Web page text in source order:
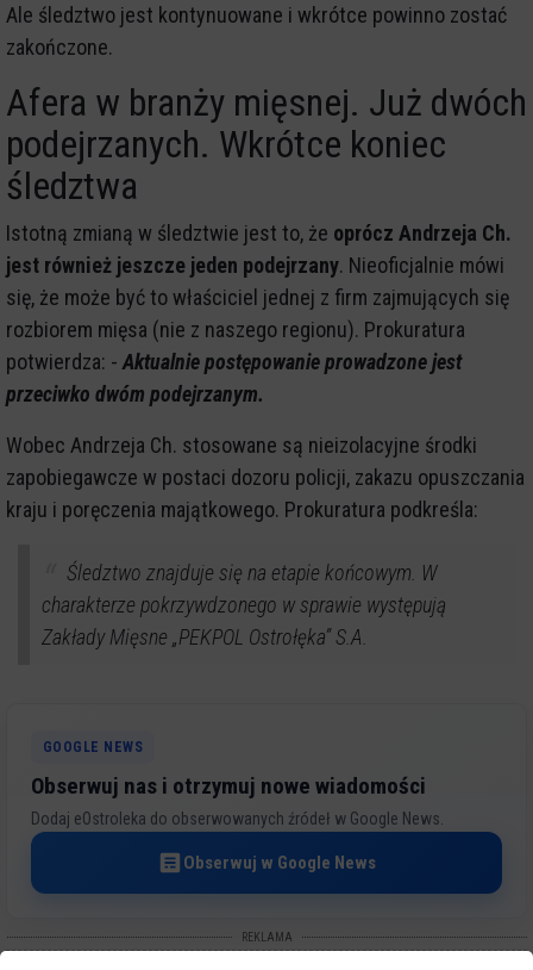
Ale śledztwo jest kontynuowane i wkrótce powinno zostać
zakończone.
Afera w branży mięsnej. Już dwóch
podejrzanych. Wkrótce koniec
śledztwa
Istotną zmianą w śledztwie jest to, że oprócz Andrzeja Ch.
jest również jeszcze jeden podejrzany. Nieoficjalnie mówi
się, że może być to właściciel jednej z firm zajmujących się
rozbiorem mięsa (nie z naszego regionu). Prokuratura
potwierdza: - Aktualnie postępowanie prowadzone jest
przeciwko dwóm podejrzanym.
Wobec Andrzeja Ch. stosowane są nieizolacyjne środki
zapobiegawcze w postaci dozoru policji, zakazu opuszczania
kraju i poręczenia majątkowego. Prokuratura podkreśla:
Śledztwo znajduje się na etapie końcowym. W
charakterze pokrzywdzonego w sprawie występują
Zakłady Mięsne „PEKPOL Ostrołęka” S.A.
GOOGLE NEWS
Obserwuj nas i otrzymuj nowe wiadomości
Dodaj eOstroleka do obserwowanych źródeł w Google News.
Obserwuj w Google News
REKLAMA